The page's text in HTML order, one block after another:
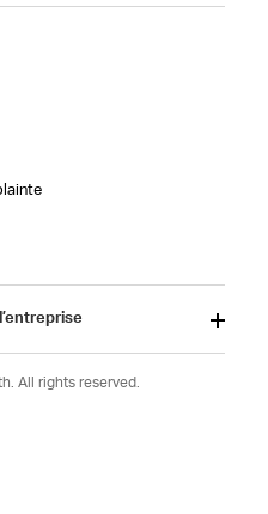
All rights reserved.